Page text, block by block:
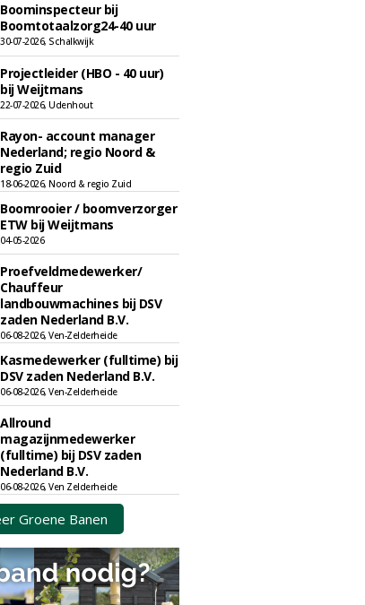
Boominspecteur bij
Boomtotaalzorg24-40 uur
30-07-2026, Schalkwijk
Projectleider (HBO - 40 uur)
bij Weijtmans
22-07-2026, Udenhout
Rayon- account manager
Nederland; regio Noord &
regio Zuid
18-06-2026, Noord & regio Zuid
Boomrooier / boomverzorger
ETW bij Weijtmans
04-05-2026
Proefveldmedewerker/
Chauffeur
landbouwmachines bij DSV
zaden Nederland B.V.
06-08-2026, Ven-Zelderheide
Kasmedewerker (fulltime) bij
DSV zaden Nederland B.V.
06-08-2026, Ven-Zelderheide
Allround
magazijnmedewerker
(fulltime) bij DSV zaden
Nederland B.V.
06-08-2026, Ven Zelderheide
Groene Banen